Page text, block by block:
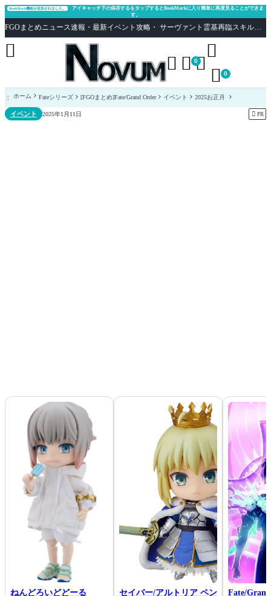
BookMark機能が追加されました。
アイキャッチ下の保存するをタップするとBookMarkに入り簡単に再度見ることができま
す。
FGOまとめニュース速報・最新イベント攻略・ サーヴァント霊基再臨スキル性能評価まとめ Fate/Grand Order
  0

 0

 ホーム Fateシリーズ [FGOまとめ]Fate/Grand Order イベント 2025お正月
イベント 2025年1月11日  PR
ねんどろいどどーる
セイバー/アルトリア ペン
Fate/